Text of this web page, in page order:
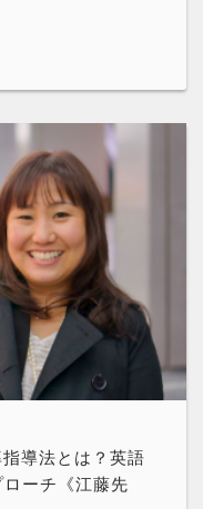
導法とは？英語
ーチ《江藤先